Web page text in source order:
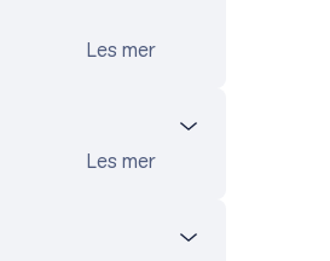
Les mer
Les mer